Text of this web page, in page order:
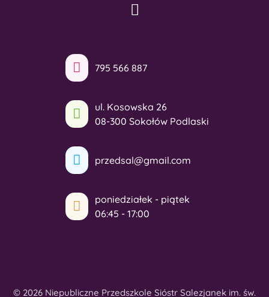
795 566 887
ul. Kosowska 26
08-300 Sokołów Podlaski
przedsal@gmail.com
poniedziałek - piątek
06:45 - 17:00
© 2026 Niepubliczne Przedszkole Sióstr Salezjanek im. św.